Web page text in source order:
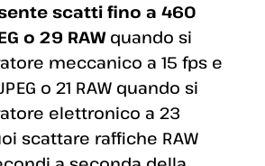
scatti fino a 460
o 29 RAWquando si
meccanico a 15 fps e
o 21 RAW quando si
elettronico a 23
scattare raffiche RAW